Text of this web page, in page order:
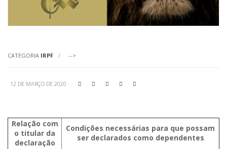
CATEGORIA IRPF -->
12 DE MARÇO DE 2020     
Relação com
o titular da
declaração
Condições necessárias para que possam
ser declarados como dependentes